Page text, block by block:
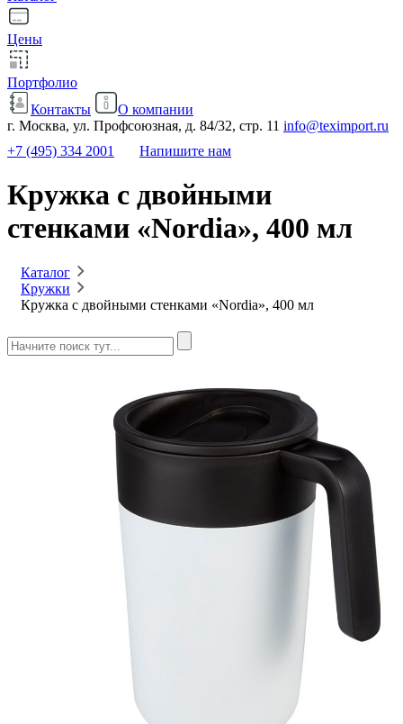
Цены
Портфолио
Контакты
О компании
г. Москва, ул. Профсоюзная, д. 84/32, стр. 11 info@teximport.ru
+7 (495) 334 2001
Напишите нам
Кружка с двойными
стенками «Nordia», 400 мл
Каталог
Кружки
Кружка с двойными стенками «Nordia», 400 мл